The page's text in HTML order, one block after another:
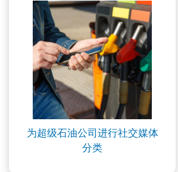
为超级石油公司进行社交媒体
分类